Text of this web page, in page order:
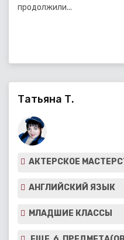
продолжили...
Татьяна Т.
АКТЕРСКОЕ
АНГЛИЙСКИЙ ЯЗЫК
МЛАДШИЕ КЛАССЫ